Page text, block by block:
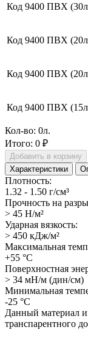
Код 9400 ПВХ
Код 9400 ПВХ
Код 9400 ПВХ
Код 9400 ПВХ
Кол-во: 0л.
Итого: 0 ₽
Добавить в корзину
Характеристики
Плотность:
1.32 - 1.50 г/см³
Прочность на
> 45 Н/м²
Ударная вязкость:
> 450 кДж/м²
Максимальная
+55 °С
Поверхностная
> 34 мН/м (дин/см)
Минимальная
-25 °С
Данный материал
транспарентного